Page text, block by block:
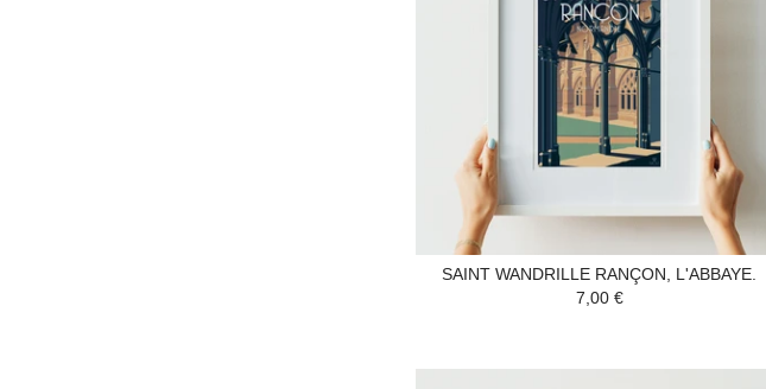
SAINT WANDRILLE RANÇON, L'ABBAYE.
7,00 €